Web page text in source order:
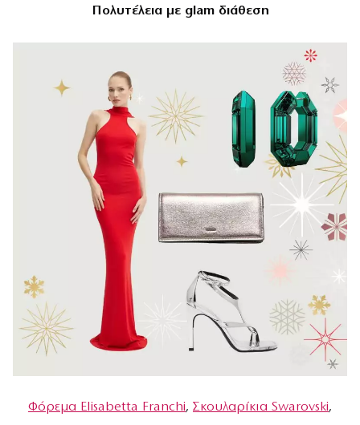
Πολυτέλεια με glam διάθεση
Φόρεμα Εlisabetta Franchi, Σκουλαρίκια Swarovski,